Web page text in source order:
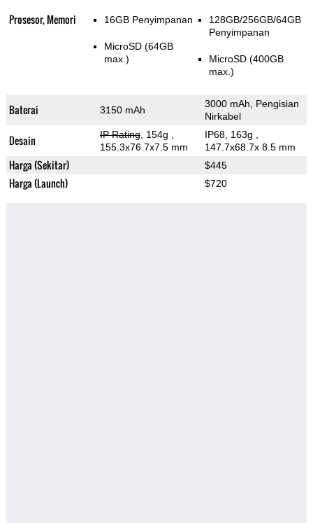
Prosesor, Memori 16GB Penyimpanan
MicroSD (64GB
max.)
128GB/256GB/64GB
Penyimpanan
MicroSD (400GB
max.)
Baterai 3150 mAh
3000 mAh, Pengisian
Nirkabel
Desain IP Rating, 154g
155.3x76.7x7.5 mm
IP68, 163g
147.7x68.7x 8.5 mm
Harga (Sekitar) $445
Harga (Launch) $720